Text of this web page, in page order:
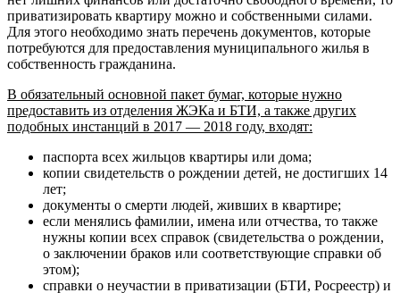
приватизировать квартиру можно и собственными силами.
Для этого необходимо знать перечень документов, которые
потребуются для предоставления муниципального жилья в
собственность гражданина.
В обязательный основной пакет бумаг, которые нужно
предоставить из отделения ЖЭКа и БТИ, а также других
подобных инстанций в 2017 — 2018 году, входят:
паспорта всех жильцов квартиры или дома;
копии свидетельств о рождении детей, не достигших 14
лет;
документы о смерти людей, живших в квартире;
если менялись фамилии, имена или отчества, то также
нужны копии всех справок (свидетельства о рождении,
о заключении браков или соответствующие справки об
этом);
справки о неучастии в приватизации (БТИ, Росреестр) и